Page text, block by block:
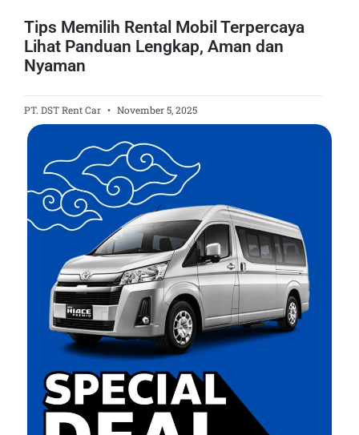
Tips Memilih Rental Mobil Terpercaya
Lihat Panduan Lengkap, Aman dan
Nyaman
PT. DST Rent Car November 5, 2025